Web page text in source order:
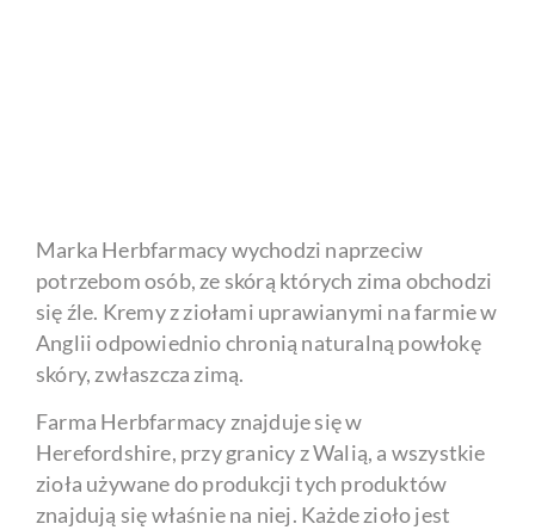
Marka Herbfarmacy wychodzi naprzeciw
potrzebom osób, ze skórą których zima obchodzi
się źle. Kremy z ziołami uprawianymi na farmie w
Anglii odpowiednio chronią naturalną powłokę
skóry, zwłaszcza zimą.
Farma Herbfarmacy znajduje się w
Herefordshire, przy granicy z Walią, a wszystkie
zioła używane do produkcji tych produktów
znajdują się właśnie na niej. Każde zioło jest